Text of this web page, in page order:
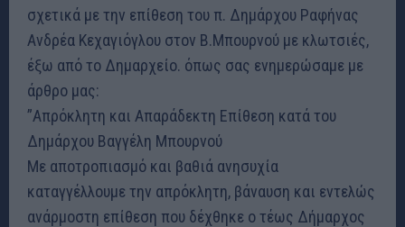
σχετικά με την επίθεση του π. Δημάρχου Ραφήνας
Ανδρέα Κεχαγιόγλου στον Β.Μπουρνού με κλωτσιές,
έξω από το Δημαρχείο. όπως σας ενημερώσαμε με
άρθρο μας:
”Απρόκλητη και Απαράδεκτη Επίθεση κατά του
Δημάρχου Βαγγέλη Μπουρνού
Με αποτροπιασμό και βαθιά ανησυχία
καταγγέλλουμε την απρόκλητη, βάναυση και εντελώς
ανάρμοστη επίθεση που δέχθηκε ο τέως Δήμαρχος